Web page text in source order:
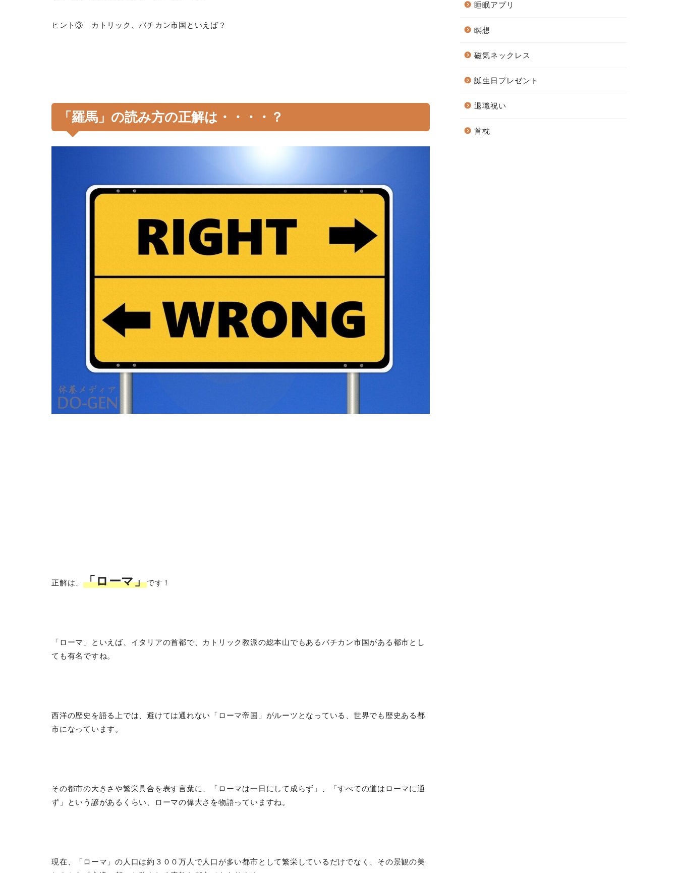
ヒント③ カトリック、バチカン市国といえば？
「羅馬」の読み方の正解は・・・・？
正解は、「ローマ」です！
「ローマ」といえば、イタリアの首都で、カトリック教派の総本山でもあるバチカン市国がある都市とし
ても有名ですね。
西洋の歴史を語る上では、避けては通れない「ローマ帝国」がルーツとなっている、世界でも歴史ある都
市になっています。
その都市の大きさや繁栄具合を表す言葉に、「ローマは一日にして成らず」、「すべての道はローマに通
ず」という諺があるくらい、ローマの偉大さを物語っていますね。
現在、「ローマ」の人口は約３００万人で人口が多い都市として繁栄しているだけでなく、その景観の美
睡眠アプリ
瞑想
磁気ネックレス
誕生日プレゼント
退職祝い
首枕